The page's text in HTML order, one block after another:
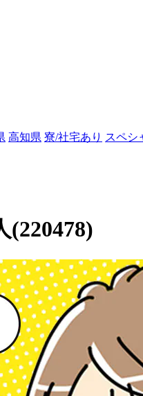
高知県 寮/社宅あり スペシ
(220478)